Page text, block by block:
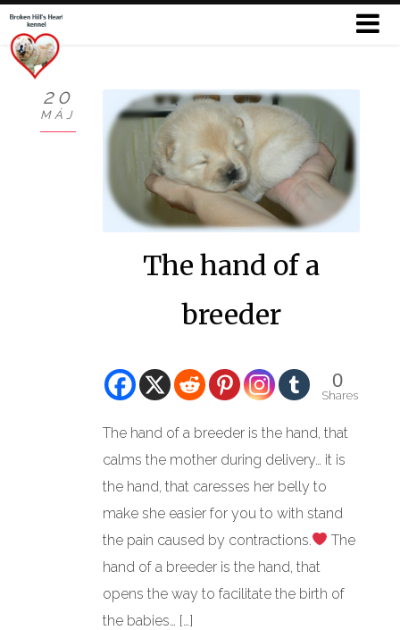
20
MÁJ
The hand of a
breeder
0
Shares
The hand of a breeder is the hand, that
calms the mother during delivery… it is
the hand, that caresses her belly to
make she easier for you to with stand
the pain caused by contractions.
The
hand of a breeder is the hand, that
opens the way to facilitate the birth of
the babies… […]